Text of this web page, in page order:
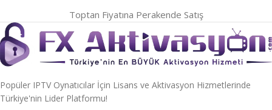
Toptan Fiyatına Perakende Satış
Popüler IPTV Oynatıcılar İçin Lisans ve Aktivasyon Hizmetlerinde
Türkiye'nin Lider Platformu!